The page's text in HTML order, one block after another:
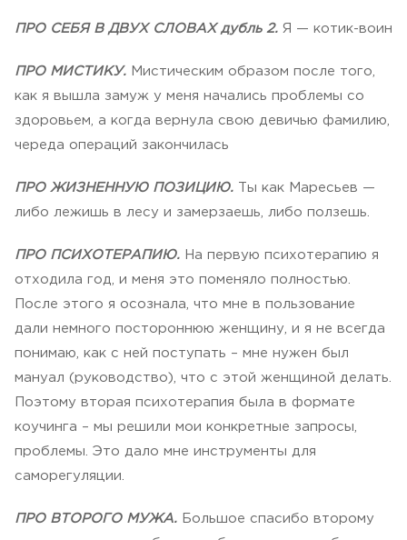
ПРО СЕБЯ В ДВУХ СЛОВАХ дубль 2. Я — котик-воин
ПРО МИСТИКУ. Мистическим образом после того,
как я вышла замуж у меня начались проблемы со
здоровьем, а когда вернула свою девичью фамилию,
череда операций закончилась
ПРО ЖИЗНЕННУЮ ПОЗИЦИЮ. Ты как Маресьев —
либо лежишь в лесу и замерзаешь, либо ползешь.
ПРО ПСИХОТЕРАПИЮ. На первую психотерапию я
отходила год, и меня это поменяло полностью.
После этого я осознала, что мне в пользование
дали немного постороннюю женщину, и я не всегда
понимаю, как с ней поступать – мне нужен был
мануал (руководство), что с этой женщиной делать.
Поэтому вторая психотерапия была в формате
коучинга – мы решили мои конкретные запросы,
проблемы. Это дало мне инструменты для
саморегуляции.
ПРО ВТОРОГО МУЖА. Большое спасибо второму